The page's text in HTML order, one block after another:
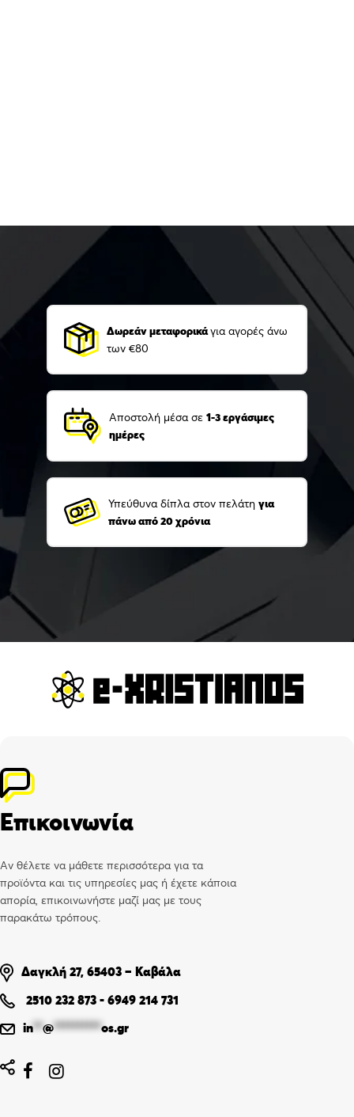
Δωρεάν μεταφορικάγια αγορές άνω
των €80
Αποστολή μέσα σε 1-3 εργάσιμες
ημέρες
Υπεύθυνα δίπλα στον πελάτη για
πάνω από 20 χρόνια
Επικοινωνία
Αν θέλετε να μάθετε περισσότερα για τα
προϊόντα και τις υπηρεσίες μας ή έχετε κάποια
απορία, επικοινωνήστε μαζί μας με τους
παρακάτω τρόπους.
Δαγκλή 27, 65403 – Καβάλα
2510 232 873 - 6949 214 731
in**@**********os.gr
 